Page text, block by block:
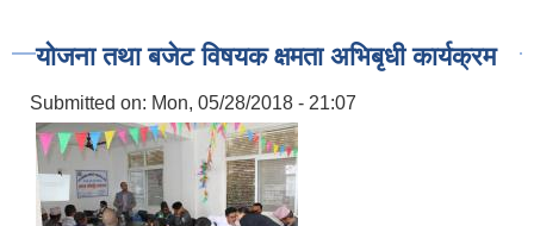
योजना तथा बजेट विषयक क्षमता अभिबृधी कार्यक्रम
Submitted on: Mon, 05/28/2018 - 21:07